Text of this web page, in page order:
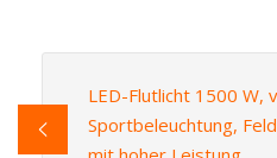
LED-Flutlicht 1500 W,
Sportbeleuchtung,